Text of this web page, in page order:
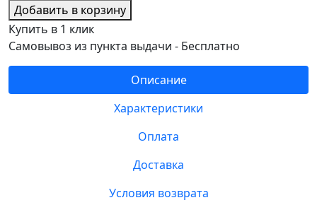
Добавить в корзину
Купить в 1 клик
Самовывоз из пункта выдачи - Бесплатно
Описание
Характеристики
Оплата
Доставка
Условия возврата